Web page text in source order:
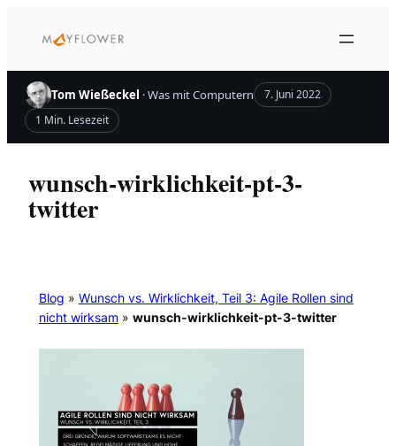
Inhalt
Tom Wießeckel · Was mit Computern
7. Juni 2022
1 Min. Lesezeit
wunsch-wirklichkeit-pt-3-
twitter
Blog » Wunsch vs. Wirklichkeit, Teil 3: Agile Rollen sind
nicht wirksam» wunsch-wirklichkeit-pt-3-twitter